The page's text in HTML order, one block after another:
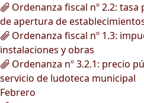
Ordenanza fiscal nº 2.2:
de apertura de
Ordenanza fiscal nº 1.3:
instalaciones y obras
Ordenanza nº 3.2.1: precio
servicio de ludoteca municipal
Febrero